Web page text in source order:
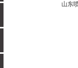
山东